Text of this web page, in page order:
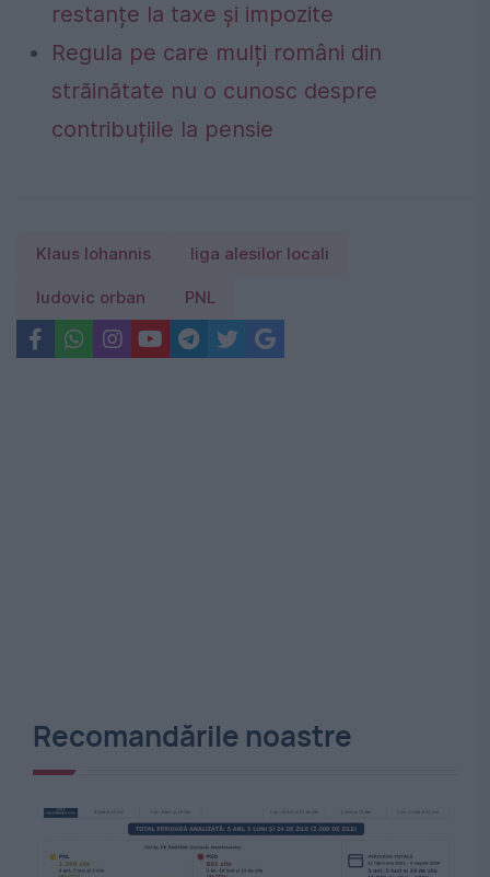
restanțe la taxe și impozite
Regula pe care mulți români din
străinătate nu o cunosc despre
contribuțiile la pensie
Klaus Iohannis liga alesilor locali
ludovic orban PNL
Recomandările noastre